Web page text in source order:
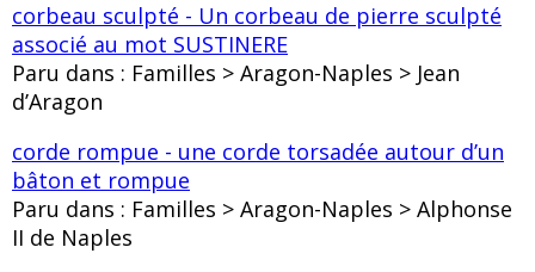
corbeau sculpté - Un corbeau de pierre sculpté
associé au mot SUSTINERE
Paru dans : Familles > Aragon-Naples > Jean
d’Aragon
corde rompue - une corde torsadée autour d’un
bâton et rompue
Paru dans : Familles > Aragon-Naples > Alphonse
II de Naples